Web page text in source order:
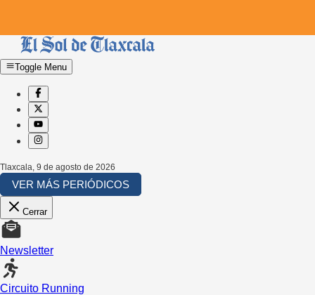
Toggle Menu
Tlaxcala 9 de agosto de 2026
VER MÁS PERIÓDICOS
Cerrar
Newsletter
Circuito Running